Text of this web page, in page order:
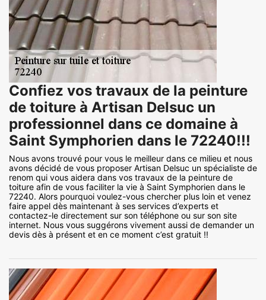
Confiez vos travaux de la peinture
de toiture à Artisan Delsuc un
professionnel dans ce domaine à
Saint Symphorien dans le 72240!!!
Nous avons trouvé pour vous le meilleur dans ce milieu et nous
avons décidé de vous proposer Artisan Delsuc un spécialiste de
renom qui vous aidera dans vos travaux de la peinture de
toiture afin de vous faciliter la vie à Saint Symphorien dans le
72240. Alors pourquoi voulez-vous chercher plus loin et venez
faire appel dès maintenant à ses services d’experts et
contactez-le directement sur son téléphone ou sur son site
internet. Nous vous suggérons vivement aussi de demander un
devis dès à présent et en ce moment c’est gratuit !!